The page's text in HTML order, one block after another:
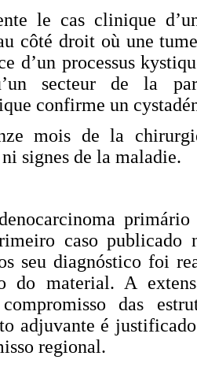
le cas clinique
côté droit où une
d’un processus
secteur de la
confirme un
mois de la
signes de la maladie.
caso publicado
seu diagnóstico foi
do material. A
compromisso das
adjuvante é
regional.